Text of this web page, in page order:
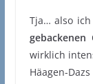
Tja… also ich
gebackenen
wirklich
Häagen-